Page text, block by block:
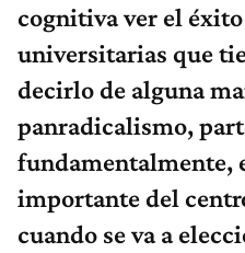
cognitiva ver el
universitarias que
decirlo de alguna
panradicalismo,
fundamentalmente,
importante del
cuando se va a